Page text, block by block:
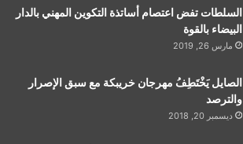
السلطات تفض اعتصام أساتذة التكوين المهني بالدار
البيضاء بالقوة
مارس 26, 2019
الصايل يَخْتَطِفُ مهرجان خريبكة مع سبق الإصرار
والترصد
ديسمبر 20, 2018